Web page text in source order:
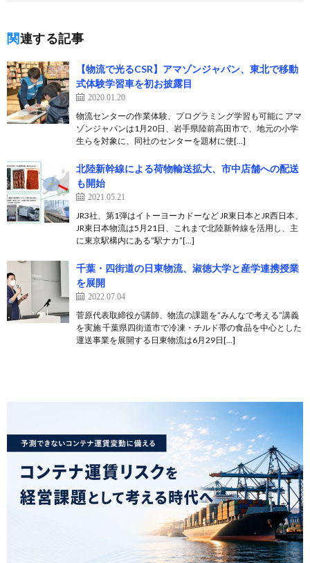
関連する記事
【物流で光るCSR】アマゾンジャパン、東北で移動
式体験学習車を初お披露目
2020.01.20
物流センターの作業体験、プログラミング学習も可能に アマ
ゾンジャパンは1月20日、岩手県陸前高田市で、地元の小学
生らを対象に、同社のセンターを題材に使[…]
北陸新幹線による荷物輸送拡大、市中店舗への配送
も開始
2021.05.21
JR3社、第1弾はイトーヨーカドーなど JR東日本とJR西日本、
JR東日本物流は5月21日、これまで北陸新幹線を活用し、主
に東京駅構内にある“駅ナカ”[…]
千葉・四街道の日東物流、淑徳大学と産学連携授業
を展開
2022.07.04
菅原代表取締役が講師、物流の課題を“みんなで考える”講義
を実施 千葉県四街道市で冷凍・チルド帯の食品を中心とした
運送事業を展開する日東物流は6月29日[…]